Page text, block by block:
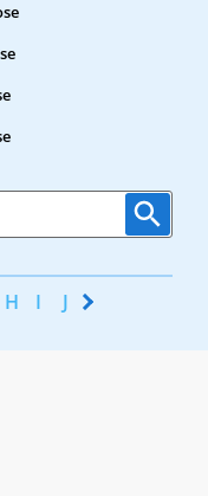
H I J K